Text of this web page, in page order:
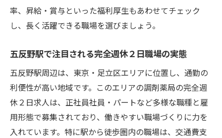
五反野駅近く調剤薬局で快適に働くコツ
調剤薬局薬剤師におすすめ通勤便利な求人
活
理想の働き方は完全週休２日求人で実現可
能
率、昇給・賞与といった福利厚生もあわせてチェック
し、長く活躍できる職場を選びましょう。
五反野駅で注目される完全週休２日職場の実態
五反野駅周辺は、東京・足立区エリアに位置し、通勤の
利便性が高い地域です。このエリアの調剤薬局の完全週
休２日求人は、正社員社員・パートなど多様な職種と雇
用形態で募集されており、働きやすい職場づくりに力を
入れています。特に駅から徒歩圏内の職場は、交通費支